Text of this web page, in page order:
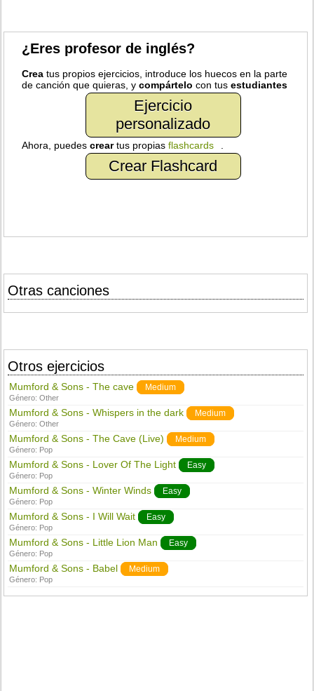
¿Eres profesor de inglés?
Crea tus propios ejercicios, introduce los huecos en la parte
de canción que quieras, ycompártelo con tusestudiantes
Ejercicio
personalizado
Ahora, puedescreartus propiasflashcards
Crear Flashcard
Otras canciones
Otros ejercicios
Mumford & Sons - The cave Medium
Género:Other
Mumford & Sons - Whispers in the dark Medium
Género:Other
Mumford & Sons - The Cave (Live) Medium
Género: Pop
Mumford & Sons - Lover Of The Light Easy
Género: Pop
Mumford & Sons - Winter Winds Easy
Género: Pop
Mumford & Sons - I Will Wait Easy
Género: Pop
Mumford & Sons - Little Lion Man Easy
Género: Pop
Mumford & Sons - Babel Medium
Género: Pop